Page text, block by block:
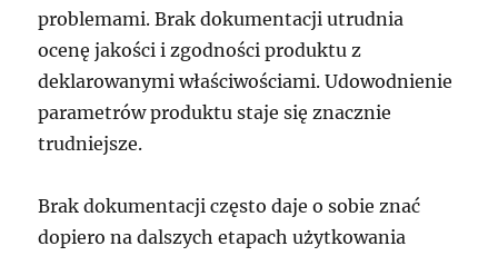
problemami. Brak dokumentacji utrudnia
ocenę jakości i zgodności produktu z
deklarowanymi właściwościami. Udowodnienie
parametrów produktu staje się znacznie
trudniejsze.
Brak dokumentacji często daje o sobie znać
dopiero na dalszych etapach użytkowania